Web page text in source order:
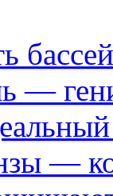
—
—